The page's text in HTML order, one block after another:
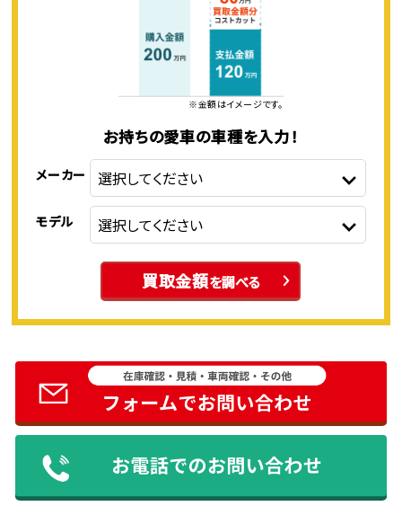
※金額はイメージです。
お持ちの愛車の車種を入力！
メーカー
モデル
買取金額を調べる